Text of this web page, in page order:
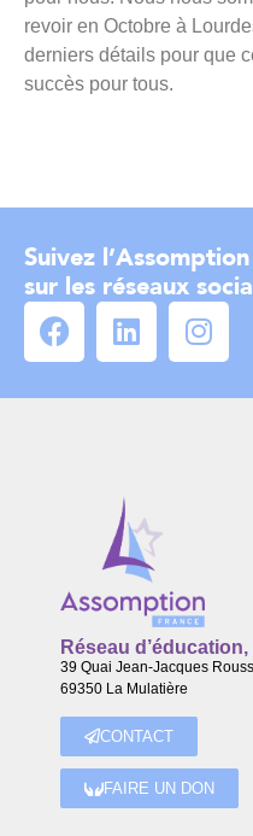
revoir en Octobre à
derniers détails pour que
succès pour tous.
Suivez
sur les réseaux
Réseau
39 Quai Jean-Jacques
69350 La Mulatière
CONTACT
FAIRE UN DON